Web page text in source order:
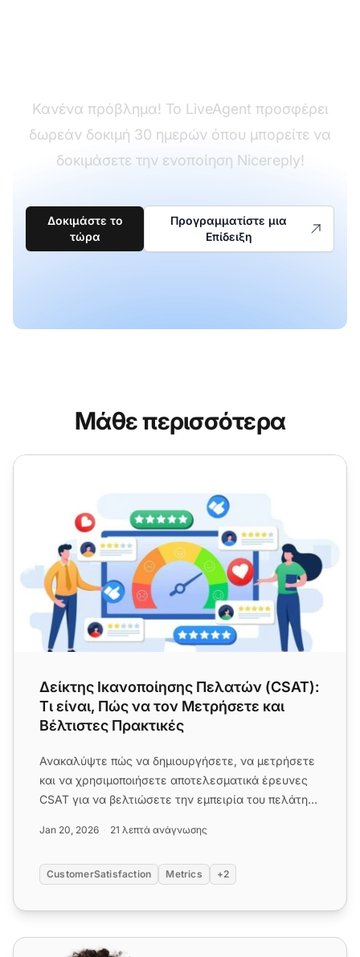
Κανένα πρόβλημα! Το LiveAgent προσφέρει
δωρεάν δοκιμή 30 ημερών όπου μπορείτε να
δοκιμάσετε την ενοποίηση Nicereply!
Δοκιμάστε το
τώρα
Προγραμματίστε μια
Επίδειξη
Μάθε περισσότερα
Δείκτης Ικανοποίησης Πελατών (CSAT): Τι είναι, Πώς να
Δείκτης Ικανοποίησης Πελατών (CSAT):
Τι είναι, Πώς να τον Μετρήσετε και
Βέλτιστες Πρακτικές
Ανακαλύψτε πώς να δημιουργήσετε, να μετρήσετε
και να χρησιμοποιήσετε αποτελεσματικά έρευνες
CSAT για να βελτιώσετε την εμπειρία του πελάτη
Jan 20, 2026 21 λεπτά ανάγνωσης
CustomerSatisfaction Metrics +2
Simplesat